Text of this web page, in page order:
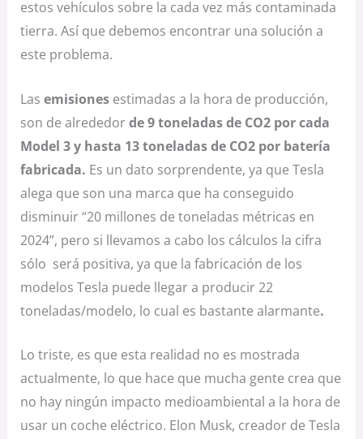
estos vehículos sobre la cada vez más contaminada
tierra. Así que debemos encontrar una solución a
este problema.
Las emisiones estimadas a la hora de producción,
son de alrededorde 9 toneladas de CO2 por cada
Model 3 y hasta 13 toneladas de CO2 por batería
fabricada. Es un dato sorprendente, ya que Tesla
alega que son una marca que ha conseguido
disminuir “20 millones de toneladas métricas en
2024”, pero si llevamos a cabo los cálculos la cifra
sólo será positiva, ya que la fabricación de los
modelos Tesla puede llegar a producir 22
toneladas/modelo, lo cual es bastante alarmante.
Lo triste, es que esta realidad no es mostrada
actualmente, lo que hace que mucha gente crea que
no hay ningún impacto medioambiental a la hora de
usar un coche eléctrico. Elon Musk, creador de Tesla